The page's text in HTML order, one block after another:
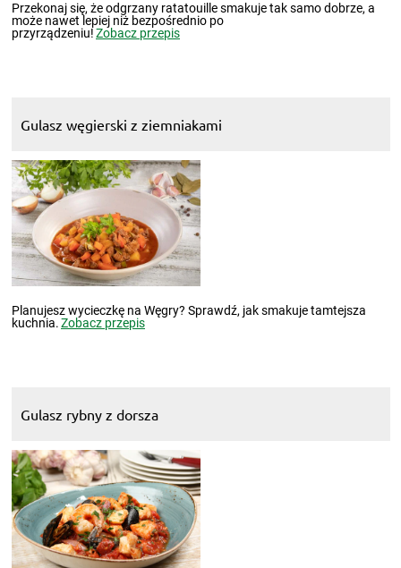
Przekonaj się, że odgrzany ratatouille smakuje tak samo dobrze, a
może nawet lepiej niż bezpośrednio po
przyrządzeniu!Zobacz przepis
Gulasz węgierski z ziemniakami
Planujesz wycieczkę na Węgry? Sprawdź, jak smakuje tamtejsza
kuchnia.Zobacz przepis
Gulasz rybny z dorsza